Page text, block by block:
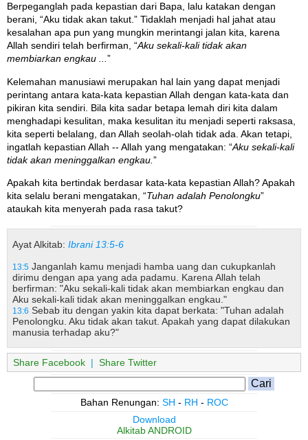
Berpeganglah pada kepastian dari Bapa, lalu katakan dengan
berani, “Aku tidak akan takut.” Tidaklah menjadi hal jahat atau
kesalahan apa pun yang mungkin merintangi jalan kita, karena
Allah sendiri telah berfirman, “Aku sekali-kali tidak akan
membiarkan engkau ...”
Kelemahan manusiawi merupakan hal lain yang dapat menjadi
perintang antara kata-kata kepastian Allah dengan kata-kata dan
pikiran kita sendiri. Bila kita sadar betapa lemah diri kita dalam
menghadapi kesulitan, maka kesulitan itu menjadi seperti raksasa,
kita seperti belalang, dan Allah seolah-olah tidak ada. Akan tetapi,
ingatlah kepastian Allah -- Allah yang mengatakan: “Aku sekali-kali
tidak akan meninggalkan engkau. ”
Apakah kita bertindak berdasar kata-kata kepastian Allah? Apakah
kita selalu berani mengatakan, “Tuhan adalah Penolongku”
ataukah kita menyerah pada rasa takut?
Ayat Alkitab: Ibrani 13:5-6
13:5 Janganlah kamu menjadi hamba uang dan cukupkanlah
dirimu dengan apa yang ada padamu. Karena Allah telah
berfirman: "Aku sekali-kali tidak akan membiarkan engkau dan
Aku sekali-kali tidak akan meninggalkan engkau."
13:6 Sebab itu dengan yakin kita dapat berkata: "Tuhan adalah
Penolongku. Aku tidak akan takut. Apakah yang dapat dilakukan
manusia terhadap aku?"
Share Facebook | Share Twitter
Bahan Renungan: SH - RH - ROC
Download
Alkitab ANDROID